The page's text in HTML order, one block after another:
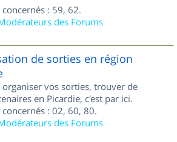
: 59, 62.
des Forums
de sorties en région
organiser vos sorties, trouver de
en Picardie, c'est par ici.
: 02, 60, 80.
des Forums